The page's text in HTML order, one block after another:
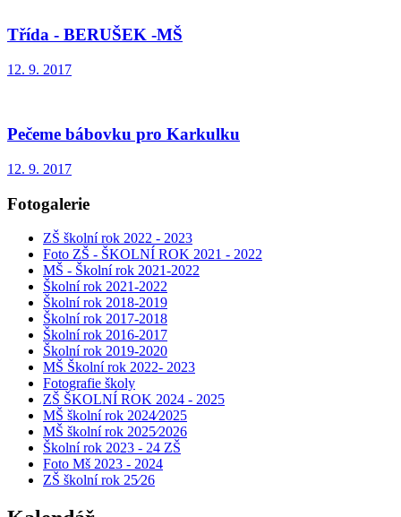
Třída - BERUŠEK -MŠ
12. 9. 2017
Pečeme bábovku pro Karkulku
12. 9. 2017
Fotogalerie
ZŠ školní rok 2022 - 2023
Foto ZŠ - ŠKOLNÍ ROK 2021 - 2022
MŠ - Školní rok 2021-2022
Školní rok 2021-2022
Školní rok 2018-2019
Školní rok 2017-2018
Školní rok 2016-2017
Školní rok 2019-2020
MŠ Školní rok 2022- 2023
Fotografie školy
ZŠ ŠKOLNÍ ROK 2024 - 2025
MŠ školní rok 2024⁄2025
MŠ školní rok 2025⁄2026
Školní rok 2023 - 24 ZŠ
Foto Mš 2023 - 2024
ZŠ školní rok 25⁄26